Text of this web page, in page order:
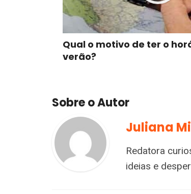
Qual o motivo de ter o
verão?
Sobre o Autor
Juliana
Redatora
ideias e